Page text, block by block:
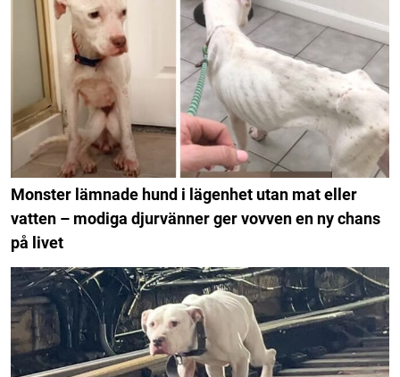
Monster lämnade hund i lägenhet utan mat eller
vatten – modiga djurvänner ger vovven en ny chans
på livet